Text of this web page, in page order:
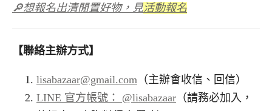
🔎想報名出清閒置好物，見活動報名
【聯絡主辦方式】
lisabazaar@gmail.com （主辦會收信、回信）
LINE 官方帳號： @lisabazaar （請務必加入，